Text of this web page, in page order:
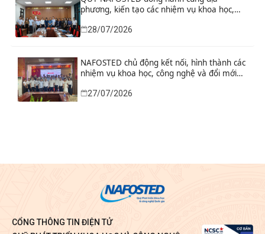
phương, kiến tạo các nhiệm vụ khoa học,
phát triển thực tiễn
28/07/2026
NAFOSTED chủ động kết nối, hình thành các
nhiệm vụ khoa học, công nghệ và đổi mới
Bình
27/07/2026
CỔNG THÔNG TIN ĐIỆN TỬ